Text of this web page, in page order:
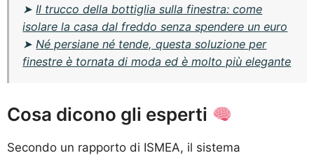
➤Il trucco della bottiglia sulla finestra: come
isolare la casa dal freddo senza spendere un euro
➤Né persiane né tende, questa soluzione per
finestre è tornata di moda ed è molto più elegante
Cosa dicono gli esperti
Secondo un rapporto di ISMEA, il sistema